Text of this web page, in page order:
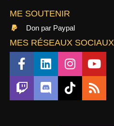
ME SOUTENIR
Don par Paypal
MES RÉSEAUX SOCIAUX